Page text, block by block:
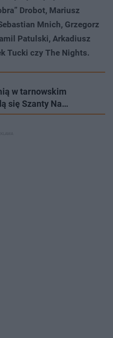
Drobot, Mariusz
Mnich, Grzegorz
Patulski, Arkadiusz
Tucki czy The Nights.
w tarnowskim
się Szanty Na…